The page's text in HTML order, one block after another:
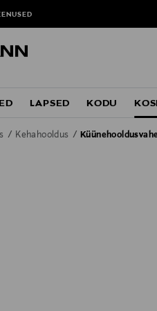
LAPSED KODU
Kehahooldus